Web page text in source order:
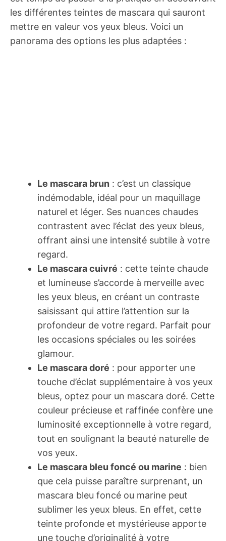
les différentes teintes de mascara qui sauront
mettre en valeur vos yeux bleus. Voici un
panorama des options les plus adaptées :
Le mascara brun : c’est un classique
indémodable, idéal pour un maquillage
naturel et léger. Ses nuances chaudes
contrastent avec l’éclat des yeux bleus,
offrant ainsi une intensité subtile à votre
regard.
Le mascara cuivré : cette teinte chaude
et lumineuse s’accorde à merveille avec
les yeux bleus, en créant un contraste
saisissant qui attire l’attention sur la
profondeur de votre regard. Parfait pour
les occasions spéciales ou les soirées
glamour.
Le mascara doré : pour apporter une
touche d’éclat supplémentaire à vos yeux
bleus, optez pour un mascara doré. Cette
couleur précieuse et raffinée confère une
luminosité exceptionnelle à votre regard,
tout en soulignant la beauté naturelle de
vos yeux.
Le mascara bleu foncé ou marine : bien
que cela puisse paraître surprenant, un
mascara bleu foncé ou marine peut
sublimer les yeux bleus. En effet, cette
teinte profonde et mystérieuse apporte
une touche d’originalité à votre